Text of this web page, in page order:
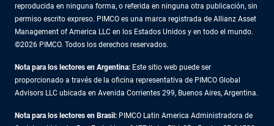
reproducida en ninguna forma, o referida en ninguna otra publicación, sin
permiso escrito expreso. PIMCO es una marca registrada de Allianz Asset
Management of America LLC en los Estados Unidos y en todo el mundo.
©2026 PIMCO. Todos los derechos reservados.
Nota para los lectores en Argentina: Este sitio web puede ser
proporcionado a través de la oficina representativa de PIMCO Global
Advisors LLC ubicada en Avenida Corrientes 299, Buenos Aires, Argentina.
Nota para los lectores en Brasil: PIMCO Latin America Administradora de